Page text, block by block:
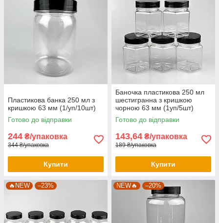
Пластикова банка 250 мл з
кришкою 63 мм (1/уп/10шт)
Готово до відправки
244 ₴/упаковка
344 ₴/упаковка
Купити
Баночка пластикова 250 мл
шестигранна з кришкою
чорною 63 мм (1уп/5шт)
Готово до відправки
143,64 ₴/упаковка
189 ₴/упаковка
Купити
🔥NEW –23% NEW🔥 –20%